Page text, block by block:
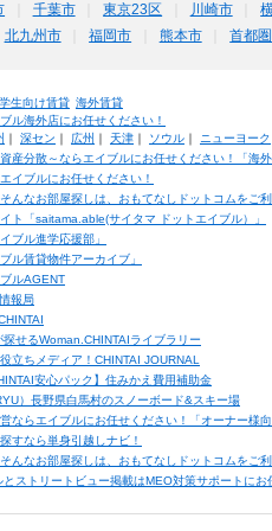
千葉市 東京23区 川崎市
北九州市 福岡市 熊本市 首都圏
学生向け賃貸 海外賃貸
ル海外店にお任せください！
深セン 広州 天津｜ ソウル｜ ニューヨーク
産分散～ならエイブルにお任せください！「海外
イブルにお任せください！
んなお部屋探しは、おもてなしドットコムをご利
ト「saitama.able(サイタマ ドットエイブル）」
ブル進学応援部」
ル賃貸物件アーカイブ」
ルAGENT
報局
せるWoman.CHINTAIライブラリー
立ちメディア！CHINTAI JOURNAL
安心パック】住みかえ費用補助金
）長野県白馬村のスノーボード&スキー場
ならエイブルにお任せください！「オーナー様向
すなら単身引越しナビ！
んなお部屋探しは、おもてなしドットコムをご利
ストリートビュー掲載はMEO対策サポートにお